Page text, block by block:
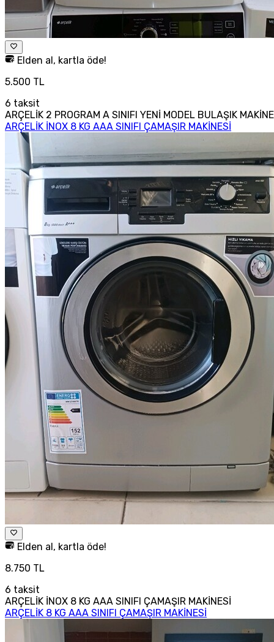
Elden al, kartla öde!
5.500 TL
6 taksit
ARÇELİK 2 PROGRAM A SINIFI YENİ MODEL BULAŞIK
ARÇELİK İNOX 8 KG AAA SINIFI ÇAMAŞIR MAKİNESİ
Elden al, kartla öde!
8.750 TL
6 taksit
ARÇELİK İNOX 8 KG AAA SINIFI ÇAMAŞIR MAKİNESİ
ARÇELİK 8 KG AAA SINIFI ÇAMAŞIR MAKİNESİ